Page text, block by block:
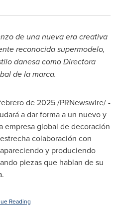
de una nueva era creativa
reconocida supermodelo,
danesa como Directora
de la marca.
de 2025/PRNewswire/ -
a dar forma a un nuevo y
empresa global de decoración
colaboración con
y produciendo
piezas que hablan de su
Reading